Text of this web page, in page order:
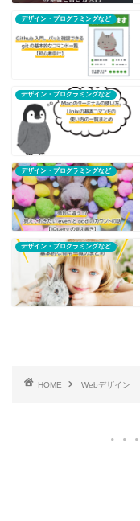
デザイン・プログラミングなど
デザイン・プログラミングなど
デザイン・プログラミングなど
デザイン・プログラミングなど
HOME Webデザイン